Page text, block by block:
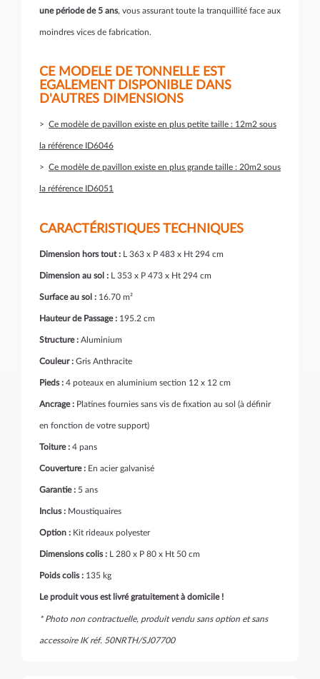
une période de 5 ans, vous assurant toute la tranquillité face aux
moindres vices de fabrication.
CE MODELE DE TONNELLE EST
EGALEMENT DISPONIBLE DANS
D'AUTRES DIMENSIONS
> Ce modèle de pavillon existe en plus petite taille : 12m2 sous
la référence ID6046
> Ce modèle de pavillon existe en plus grande taille : 20m2 sous
la référence ID6051
CARACTÉRISTIQUES TECHNIQUES
Dimension hors tout : L 363 x P 483 x Ht 294 cm
Dimension au sol : L 353 x P 473 x Ht 294 cm
Surface au sol : 16.70 m²
Hauteur de Passage : 195.2 cm
Structure : Aluminium
Couleur : Gris Anthracite
Pieds : 4 poteaux en aluminium section 12 x 12 cm
Ancrage : Platines fournies sans vis de fixation au sol (à définir
en fonction de votre support)
Toiture : 4 pans
Couverture : En acier galvanisé
Garantie : 5 ans
Inclus : Moustiquaires
Option : Kit rideaux polyester
Dimensions colis : L 280 x P 80 x Ht 50 cm
Poids colis : 135 kg
Le produit vous est livré gratuitement à domicile !
* Photo non contractuelle, produit vendu sans option et sans
accessoire IK réf. 50NRTH/SJ07700